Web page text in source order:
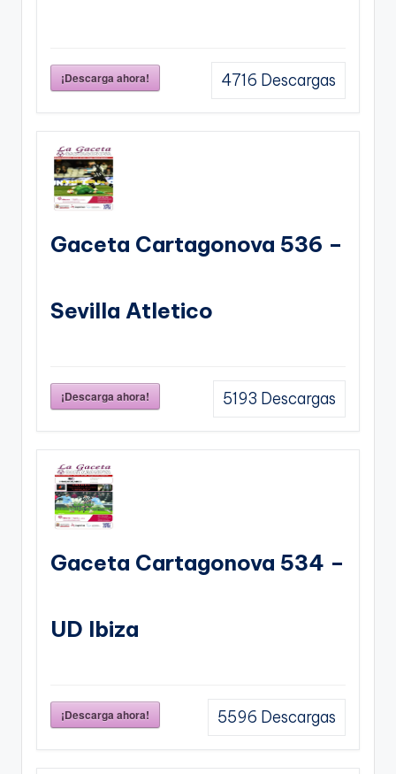
¡Descarga ahora! 4716 Descargas
Gaceta Cartagonova 536 –
Sevilla Atletico
¡Descarga ahora! 5193 Descargas
Gaceta Cartagonova 534 –
UD Ibiza
¡Descarga ahora! 5596 Descargas